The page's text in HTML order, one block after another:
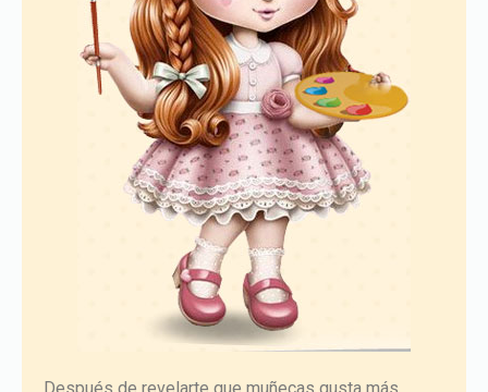
Después de revelarte que muñecas gusta más